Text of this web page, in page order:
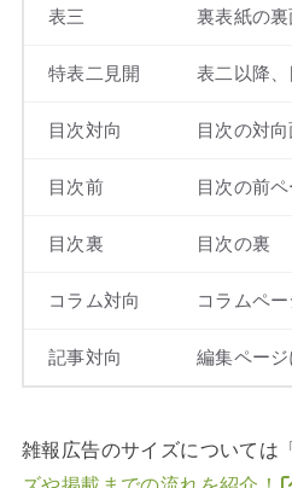
表三 裏表紙の裏
特表二見開 表二以降
目次対向 目次の対向
目次前 目次の前
目次裏 目次の裏
コラム対向 コラムペ
記事対向 編集ペー
雑報広告のサイズについては